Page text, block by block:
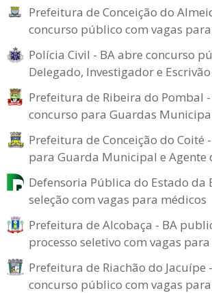
Prefeitura de Conceição do
concurso público com vagas
Polícia Civil - BA abre concurso
Delegado, Investigador e Escrivão
Prefeitura de Ribeira do Pombal
concurso para Guardas
Prefeitura de Conceição do Coité
para Guarda Municipal e Agente
Defensoria Pública do Estado da
seleção com vagas para médicos
Prefeitura de Alcobaça - BA
processo seletivo com vagas
Prefeitura de Riachão do Jacuípe
concurso público com vagas